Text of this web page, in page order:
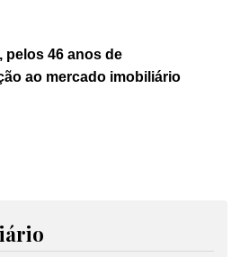
pelos 46 anos de
ao mercado imobiliário